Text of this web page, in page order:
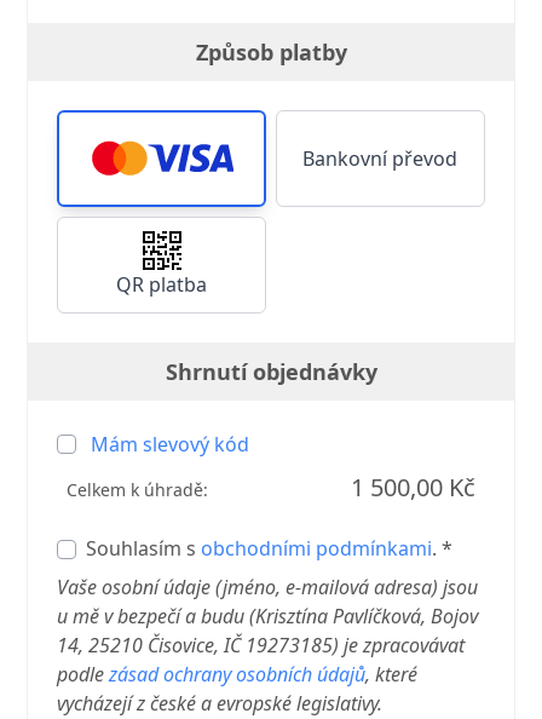
Způsob platby
Bankovní převod
QR platba
Shrnutí objednávky
Mám slevový kód
Celkem k úhradě: 1 500,00 Kč
Souhlasím s obchodními podmínkami. *
Vaše osobní údaje (jméno, e-mailová adresa) jsou
u mě v bezpečí a budu (Krisztína Pavlíčková, Bojov
14, 25210 Čisovice, IČ 19273185) je zpracovávat
podlezásad ochrany osobních údajů, které
vycházejí z české a evropské legislativy.